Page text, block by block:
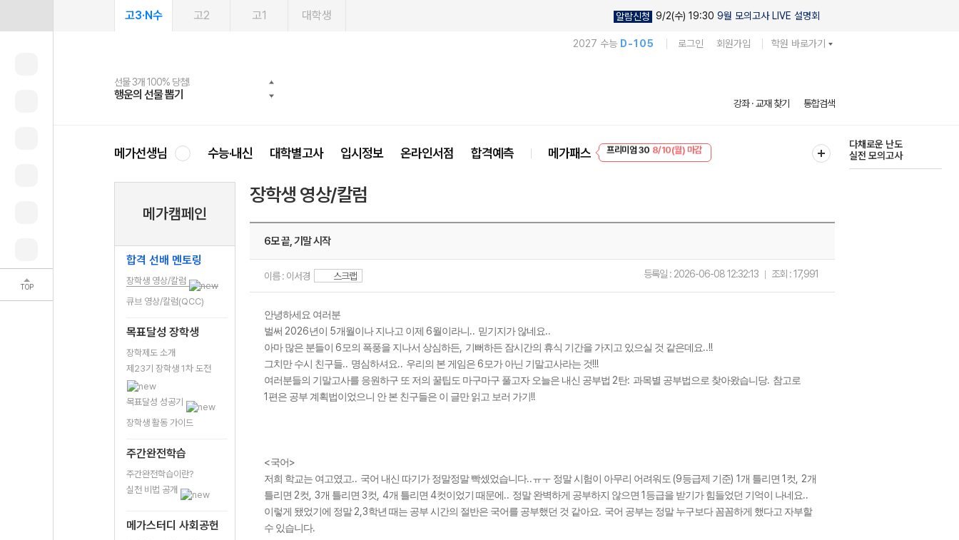
TOP
고3·N수 고2 고1 대학생 알람신청 9/2(수) 19:30 9월 모의고사 LIVE 설명회
2027 수능 D-105 로그인 회원가입 학원 바로가기
선물 3개 100% 당첨!
행운의 선물 뽑기
선물 100% 증정!
메가스터디 X 올리브
여름방학 스터디 캐시백
메가런 썸머스쿨
2027 러셀 단과
강사 공개선발
스마트러닝앱
설문 EVENT
메가패스
3일 무료 체험권
메가패스 수강생 무료혜택!
메가클럽 멤버십
사회공헌 캠페인
희망이룸 메가나눔
강좌 · 교재 찾기 통합검색
메가선생님 수능·내신 대학별고사 입시정보 온라인서점 합격예측 메가패스
EVENT 8/10(월) 마감
다채로운 난도
실전 모의고사
메가캠페인
합격 선배 멘토링
장학생 영상/칼럼
큐브 영상/칼럼(QCC)
목표달성 장학생
장학제도 소개
제23기 장학생 1차 도전
목표달성 성공기
장학생 활동 가이드
주간완전학습
주간완전학습이란?
실천 비법 공개
메가스터디 사회공헌
장학생 영상/칼럼
6모 끝, 기말 시작
이름 : 이서경 스크랩 등록일 : 2026-06-08 12:32:13 조회 :17,991
안녕하세요 여러분
벌써 2026년이 5개월이나 지나고 이제 6월이라니 .. 믿기지가 않네요..
아마 많은 분들이 6모의 폭풍을 지나서 상심하든 기뻐하든 잠시간의 휴식 기간을 가지고 있으실 것 같은데요..!!
그치만 수시 친구들.. 명심하셔요.. 우리의 본 게임은 6모가 아닌 기말고사라는 것!!!
여러분들의 기말고사를 응원하구 또 저의 꿀팁도 마구마구 풀고자 오늘은 내신 공부법 2탄: 과목별 공부법으로 찾아왔습니당. 참고로
1 편은 공부 계획법이었으니 안 본 친구들은 이 글만 읽고 보러 가기 !!
<국어 >
저희 학교는 여고였고.. 국어 내신 따기가 정말정말 빡셌었습니다..ㅠㅜ 정말 시험이 아무리 어려워도 (9등급제 기준) 1 개 틀리면 1 컷 , 2개
틀리면 2컷 , 3개 틀리면 3컷 , 4개 틀리면 4컷이었기 때문에 .. 정말 완벽하게 공부하지 않으면 1 등급을 받기가 힘들었던 기억이 나네요..
이렇게 됐었기에 정말 2,3학년 때는 공부 시간의 절반은 국어를 공부했던 것 같아요. 국어 공부는 정말 누구보다 꼼꼼하게 했다고 자부할
수 있습니다.